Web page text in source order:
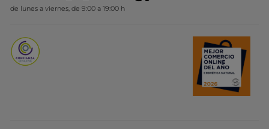
Novedades del mes
de lunes a viernes, de 9:00 a 19:00 h